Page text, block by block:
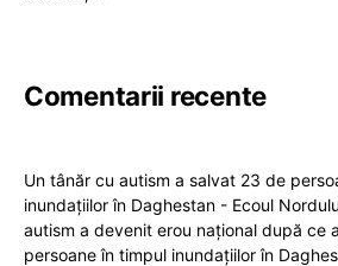
Comentarii recente
Un tânăr cu autism a salvat 23 de
inundațiilor în Daghestan - Ecoul
autism a devenit erou național după ce
persoane în timpul inundațiilor în